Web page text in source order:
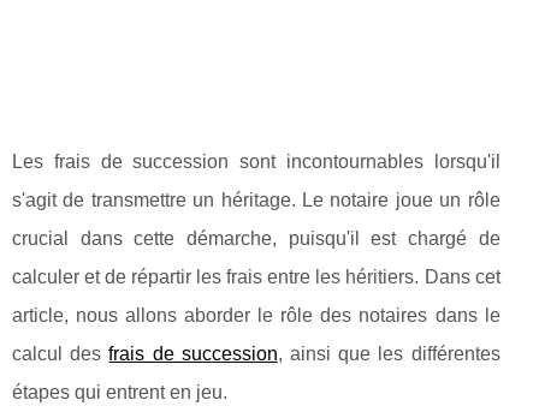
Les frais de succession sont incontournables lorsqu'il
s'agit de transmettre un héritage. Le notaire joue un rôle
crucial dans cette démarche, puisqu'il est chargé de
calculer et de répartir les frais entre les héritiers. Dans cet
article, nous allons aborder le rôle des notaires dans le
calcul desfrais de succession, ainsi que les différentes
étapes qui entrent en jeu.